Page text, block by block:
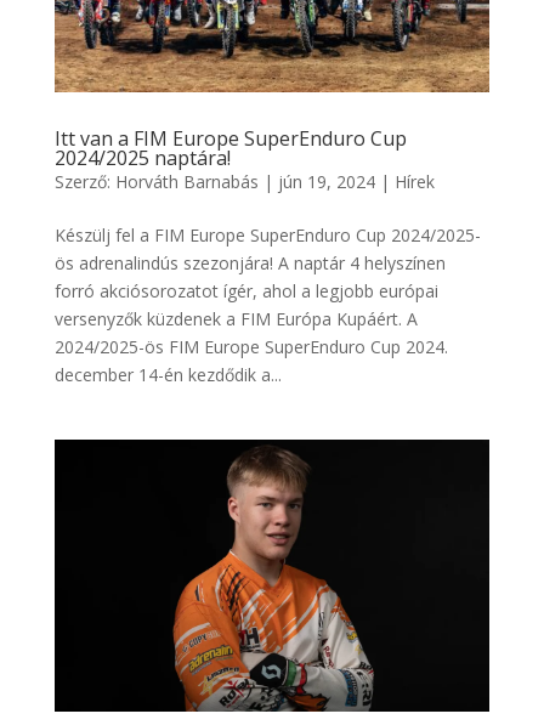
Itt van a FIM Europe SuperEnduro Cup
2024/2025 naptára!
Szerző: Horváth Barnabás | jún 19, 2024| Hírek
Készülj fel a FIM Europe SuperEnduro Cup 2024/2025-
ös adrenalindús szezonjára! A naptár 4 helyszínen
forró akciósorozatot ígér, ahol a legjobb európai
versenyzők küzdenek a FIM Európa Kupáért. A
2024/2025-ös FIM Europe SuperEnduro Cup 2024.
december 14-én kezdődik a...